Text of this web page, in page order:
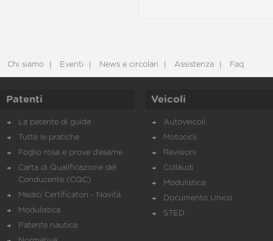
Chi siamo Eventi News e circolari Assistenza Faq
Patenti
La patente di guida
Tutte le pratiche
Foglio rosa e prove d’esame
Carta di Qualificazione del
Conducente (CQC)
Medici Certificatori - Novità
Modulistica
Patente nautica
Veicoli
Autoveicoli
Motocicli
Revisioni
Collaudi
Modulistica
Documento Unico
STED